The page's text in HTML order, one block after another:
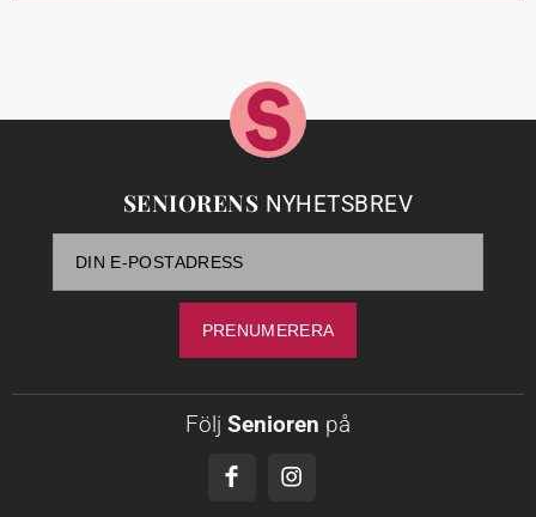
SENIORENS NYHETSBREV
Följ Senioren på